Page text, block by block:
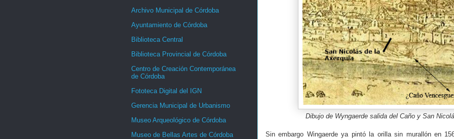
Dibujo de Wyngaerde salida del Caño y San
Sin embargo Wingaerde ya pintó la orilla sin murallón en
Archivo Municipal de Córdoba
Ayuntamiento de Córdoba
Biblioteca Central
Biblioteca Provincial de Córdoba
Centro de Creación Contemporánea
de Córdoba
Fototeca Digital del IGN
Gerencia Municipal de Urbanismo
Museo Arqueológico de Córdoba
Museo de Bellas Artes de Córdoba